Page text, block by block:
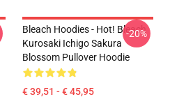
Bleach Hoodies - Hot! Bleach
Kurosaki Ichigo Sakura
Blossom Pullover Hoodie
€ 39,51 - € 45,95
-20%